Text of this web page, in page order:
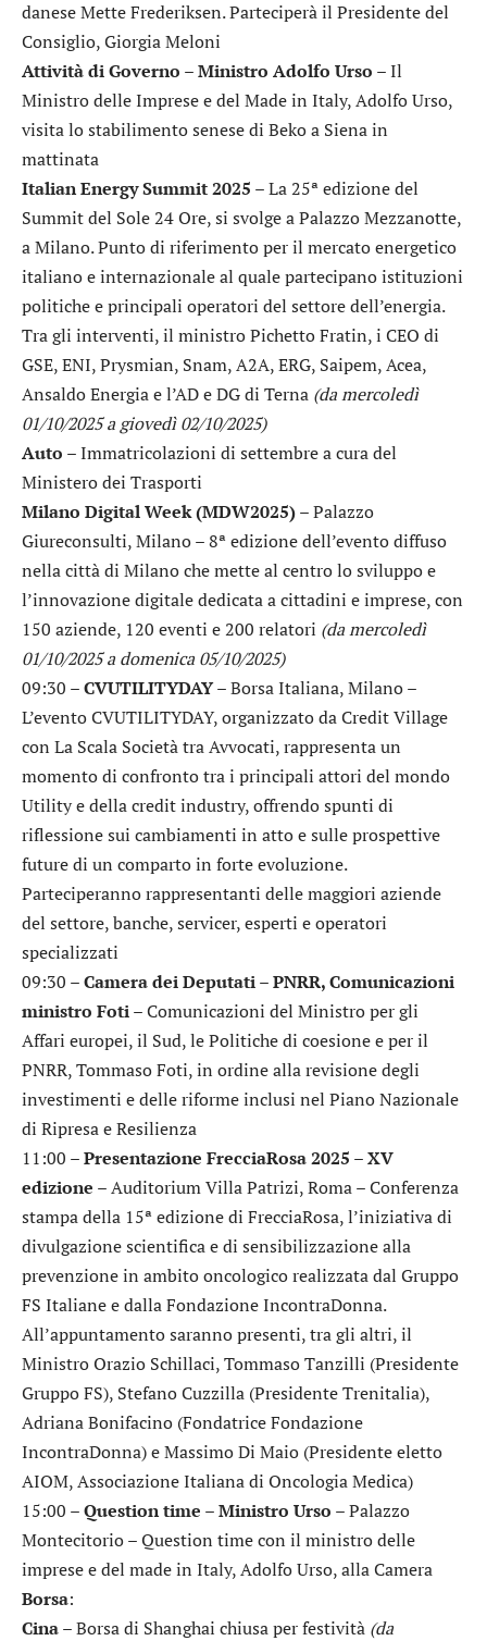
danese Mette Frederiksen. Parteciperà il Presidente del
Consiglio, Giorgia Meloni
Attività di Governo – Ministro Adolfo Urso – Il
Ministro delle Imprese e del Made in Italy, Adolfo Urso,
visita lo stabilimento senese di Beko a Siena in
mattinata
Italian Energy Summit 2025 – La 25ª edizione del
Summit del Sole 24 Ore, si svolge a Palazzo Mezzanotte,
a Milano. Punto di riferimento per il mercato energetico
italiano e internazionale al quale partecipano istituzioni
politiche e principali operatori del settore dell’energia.
Tra gli interventi, il ministro Pichetto Fratin, i CEO di
GSE, ENI, Prysmian, Snam, A2A, ERG, Saipem, Acea,
Ansaldo Energia e l’AD e DG di Terna (da mercoledì
01/10/2025 a giovedì 02/10/2025)
Auto – Immatricolazioni di settembre a cura del
Ministero dei Trasporti
Milano Digital Week (MDW2025)– Palazzo
Giureconsulti, Milano – 8ª edizione dell’evento diffuso
nella città di Milano che mette al centro lo sviluppo e
l’innovazione digitale dedicata a cittadini e imprese, con
150 aziende, 120 eventi e 200 relatori (da mercoledì
01/10/2025 a domenica 05/10/2025)
09:30 –CVUTILITYDAY– Borsa Italiana, Milano –
L’evento CVUTILITYDAY, organizzato da Credit Village
con La Scala Società tra Avvocati, rappresenta un
momento di confronto tra i principali attori del mondo
Utility e della credit industry, offrendo spunti di
riflessione sui cambiamenti in atto e sulle prospettive
future di un comparto in forte evoluzione.
Parteciperanno rappresentanti delle maggiori aziende
del settore, banche, servicer, esperti e operatori
specializzati
09:30 –Camera dei Deputati – PNRR, Comunicazioni
ministro Foti– Comunicazioni del Ministro per gli
Affari europei, il Sud, le Politiche di coesione e per il
PNRR, Tommaso Foti, in ordine alla revisione degli
investimenti e delle riforme inclusi nel Piano Nazionale
di Ripresa e Resilienza
11:00 –Presentazione FrecciaRosa 2025 – XV
edizione – Auditorium Villa Patrizi, Roma – Conferenza
stampa della 15ª edizione di FrecciaRosa, l’iniziativa di
divulgazione scientifica e di sensibilizzazione alla
prevenzione in ambito oncologico realizzata dal Gruppo
FS Italiane e dalla Fondazione IncontraDonna.
All’appuntamento saranno presenti, tra gli altri, il
Ministro Orazio Schillaci, Tommaso Tanzilli (Presidente
Gruppo FS), Stefano Cuzzilla (Presidente Trenitalia),
Adriana Bonifacino (Fondatrice Fondazione
IncontraDonna) e Massimo Di Maio (Presidente eletto
AIOM, Associazione Italiana di Oncologia Medica)
15:00 –Question time – Ministro Urso – Palazzo
Montecitorio – Question time con il ministro delle
imprese e del made in Italy, Adolfo Urso, alla Camera
Borsa:
Cina– Borsa di Shanghai chiusa per festività (da